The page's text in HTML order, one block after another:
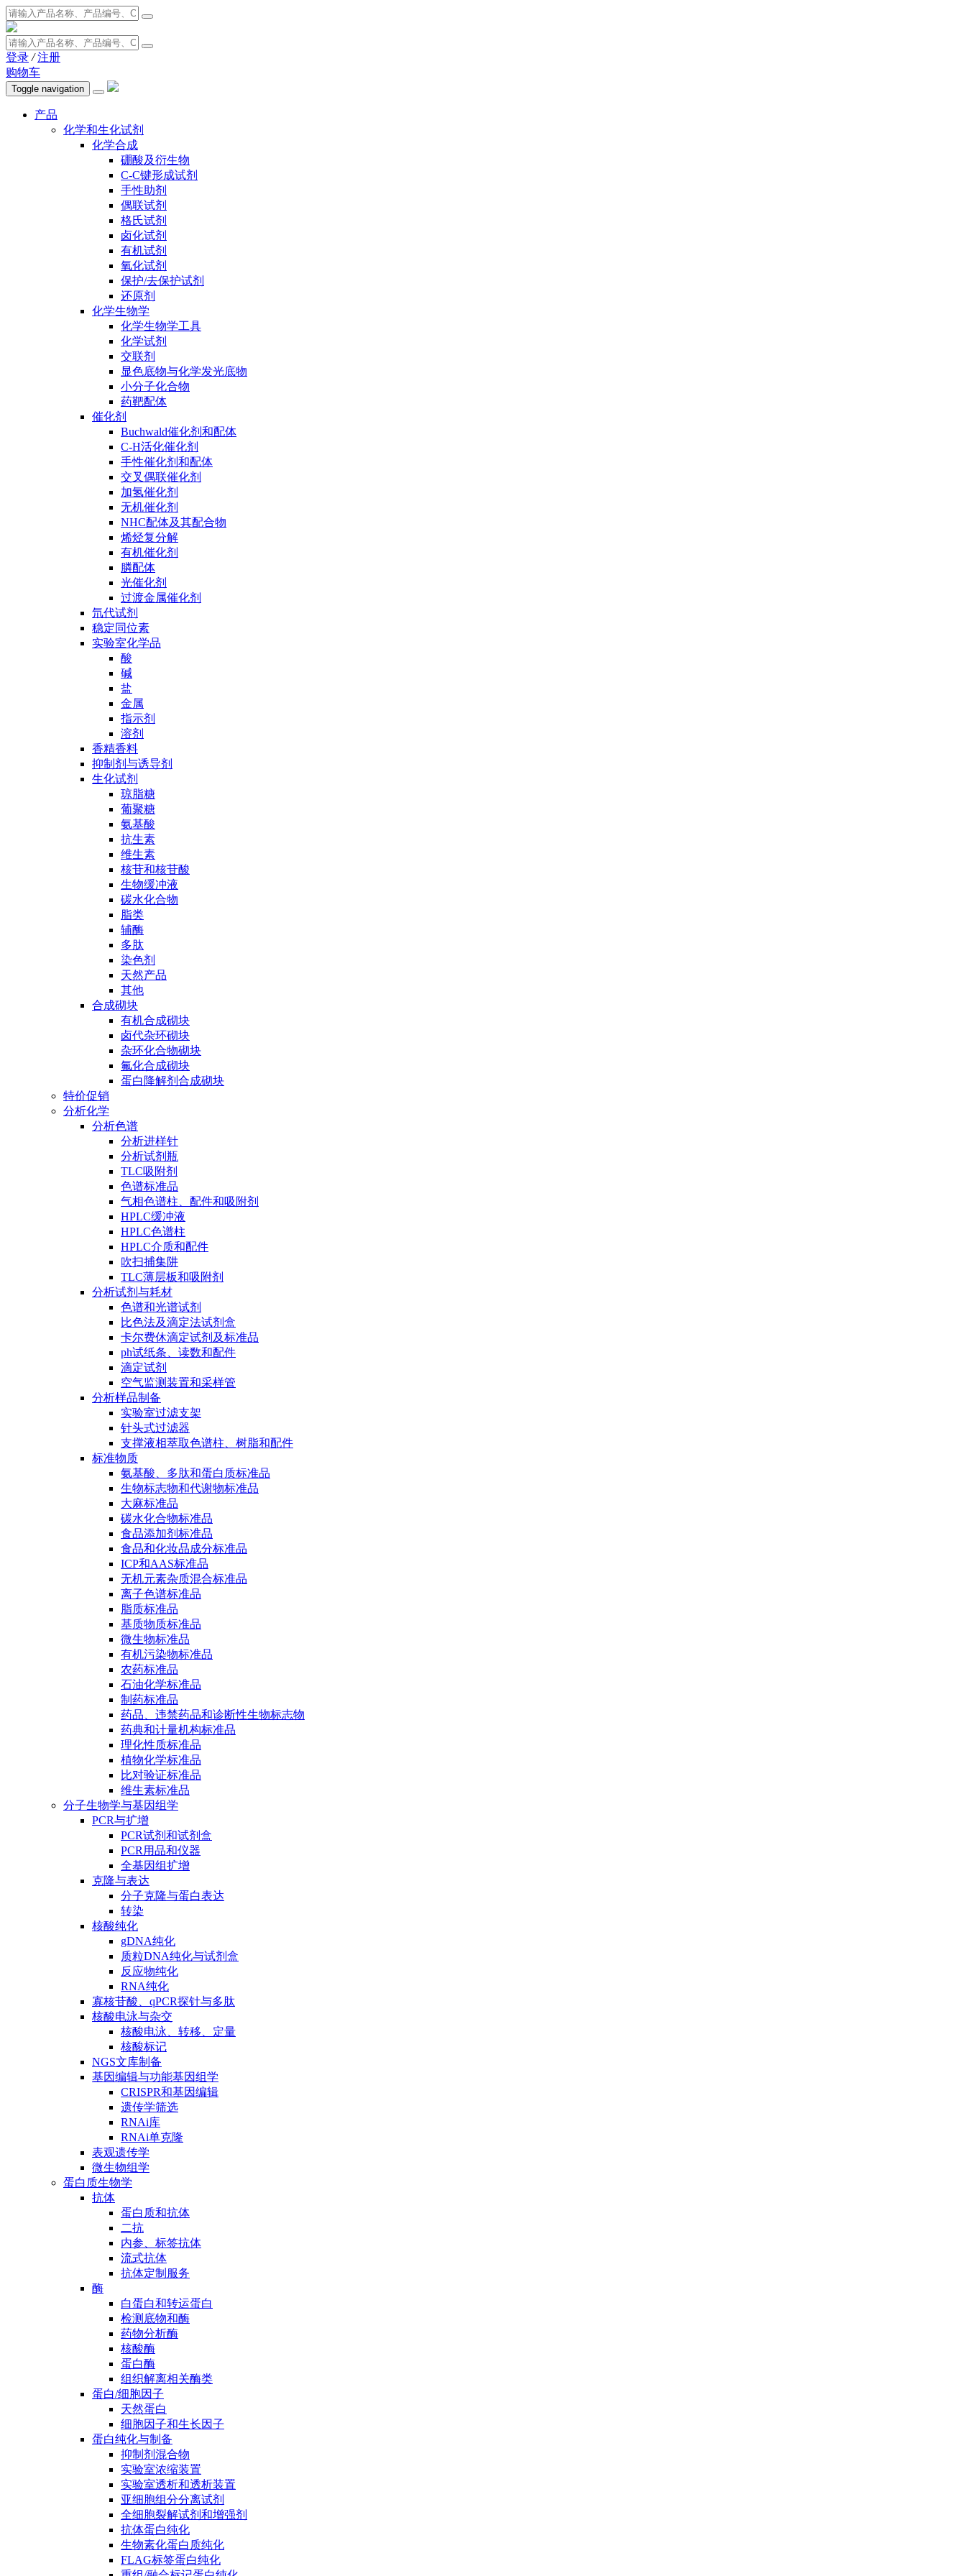
登录 / 注册
购物车
Toggle navigation
产品
化学和生化试剂
化学合成
硼酸及衍生物
C-C键形成试剂
手性助剂
偶联试剂
格氏试剂
卤化试剂
有机试剂
氧化试剂
保护/去保护试剂
还原剂
化学生物学
化学生物学工具
化学试剂
交联剂
显色底物与化学发光底物
小分子化合物
药靶配体
催化剂
Buchwald催化剂和配体
C-H活化催化剂
手性催化剂和配体
交叉偶联催化剂
加氢催化剂
无机催化剂
NHC配体及其配合物
烯烃复分解
有机催化剂
膦配体
光催化剂
过渡金属催化剂
氘代试剂
稳定同位素
实验室化学品
酸
碱
盐
金属
指示剂
溶剂
香精香料
抑制剂与诱导剂
生化试剂
琼脂糖
葡聚糖
氨基酸
抗生素
维生素
核苷和核苷酸
生物缓冲液
碳水化合物
脂类
辅酶
多肽
染色剂
天然产品
其他
合成砌块
有机合成砌块
卤代杂环砌块
杂环化合物砌块
氟化合成砌块
蛋白降解剂合成砌块
特价促销
分析化学
分析色谱
分析进样针
分析试剂瓶
TLC吸附剂
色谱标准品
气相色谱柱、配件和吸附剂
HPLC缓冲液
HPLC色谱柱
HPLC介质和配件
吹扫捕集阱
TLC薄层板和吸附剂
分析试剂与耗材
色谱和光谱试剂
比色法及滴定法试剂盒
卡尔费休滴定试剂及标准品
ph试纸条、读数和配件
滴定试剂
空气监测装置和采样管
分析样品制备
实验室过滤支架
针头式过滤器
支撑液相萃取色谱柱、树脂和配件
标准物质
氨基酸、多肽和蛋白质标准品
生物标志物和代谢物标准品
大麻标准品
碳水化合物标准品
食品添加剂标准品
食品和化妆品成分标准品
ICP和AAS标准品
无机元素杂质混合标准品
离子色谱标准品
脂质标准品
基质物质标准品
微生物标准品
有机污染物标准品
农药标准品
石油化学标准品
制药标准品
药品、违禁药品和诊断性生物标志物
药典和计量机构标准品
理化性质标准品
植物化学标准品
比对验证标准品
维生素标准品
分子生物学与基因组学
PCR与扩增
PCR试剂和试剂盒
PCR用品和仪器
全基因组扩增
克隆与表达
分子克隆与蛋白表达
转染
核酸纯化
gDNA纯化
质粒DNA纯化与试剂盒
反应物纯化
RNA纯化
寡核苷酸、qPCR探针与多肽
核酸电泳与杂交
核酸电泳、转移、定量
核酸标记
NGS文库制备
基因编辑与功能基因组学
CRISPR和基因编辑
遗传学筛选
RNAi库
RNAi单克隆
表观遗传学
微生物组学
蛋白质生物学
抗体
蛋白质和抗体
二抗
内参、标签抗体
流式抗体
抗体定制服务
酶
白蛋白和转运蛋白
检测底物和酶
药物分析酶
核酸酶
蛋白酶
组织解离相关酶类
蛋白/细胞因子
天然蛋白
细胞因子和生长因子
蛋白纯化与制备
抑制剂混合物
实验室浓缩装置
实验室透析和透析装置
亚细胞组分分离试剂
全细胞裂解试剂和增强剂
抗体蛋白纯化
生物素化蛋白质纯化
FLAG标签蛋白纯化